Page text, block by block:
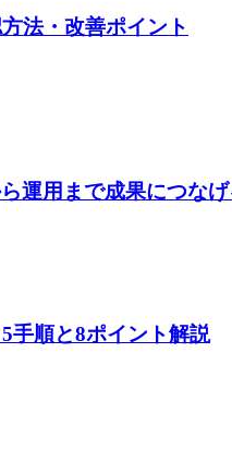
法・改善ポイント
運用まで成果につなげ
手順と8ポイント解説